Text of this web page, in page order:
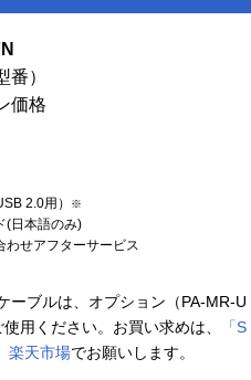
番）
価格
2.0用）
※
(日本語のみ)
わせアフターサービス
ーブルは、オプション（PA-MR-U
用ください。お買い求めは、
「S
楽天市場でお願いします。